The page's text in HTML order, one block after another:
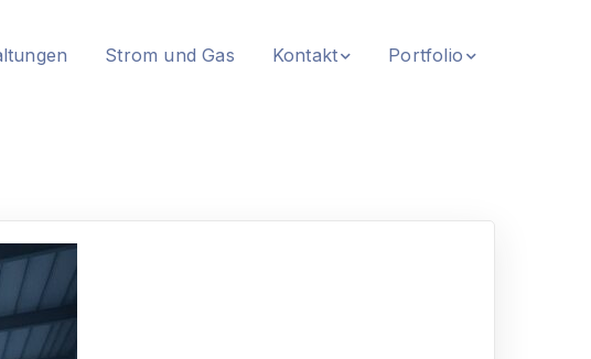
Strom und Gas Kontakt Portfolio